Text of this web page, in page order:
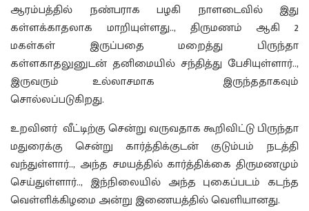
ஆரம்பத்தில் நண்பராக பழகி நாளடைவில் இது
கள்ளக்காதலாக மாறியுள்ளது.., திருமணம் ஆகி 2
மகள்கள் இருப்பதை மறைத்து பிருந்தா
கள்ளகாதலுனுடன் தனிமையில் சந்தித்து பேசியுள்ளார்..,
இருவரும் உல்லாசமாக இருந்ததாகவும்
சொல்லப்படுகிறது.
உறவினர் வீட்டிற்கு சென்று வருவதாக கூறிவிட்டு பிருந்தா
மதுரைக்கு சென்று கார்த்திக்குடன் குடும்பம் நடத்தி
வந்துள்ளார்.., அந்த சமயத்தில் கார்த்திக்கை திருமணமும்
செய்துள்ளார்.., இந்நிலையில் அந்த புகைப்படம் கடந்த
வெள்ளிக்கிழமை அன்று இணையத்தில் வெளியானது.